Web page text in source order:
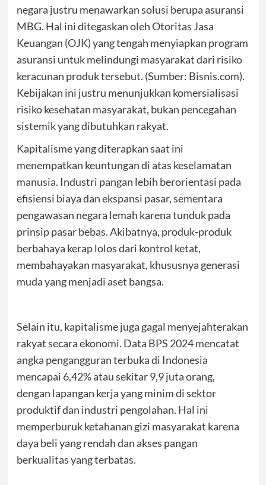
negara justru menawarkan solusi berupa asuransi
MBG. Hal ini ditegaskan oleh Otoritas Jasa
Keuangan (OJK) yang tengah menyiapkan program
asuransi untuk melindungi masyarakat dari risiko
keracunan produk tersebut. (Sumber: Bisnis.com).
Kebijakan ini justru menunjukkan komersialisasi
risiko kesehatan masyarakat, bukan pencegahan
sistemik yang dibutuhkan rakyat.
Kapitalisme yang diterapkan saat ini
menempatkan keuntungan di atas keselamatan
manusia. Industri pangan lebih berorientasi pada
efisiensi biaya dan ekspansi pasar, sementara
pengawasan negara lemah karena tunduk pada
prinsip pasar bebas. Akibatnya, produk-produk
berbahaya kerap lolos dari kontrol ketat,
membahayakan masyarakat, khususnya generasi
muda yang menjadi aset bangsa.
Selain itu, kapitalisme juga gagal menyejahterakan
rakyat secara ekonomi. Data BPS 2024 mencatat
angka pengangguran terbuka di Indonesia
mencapai 6,42% atau sekitar 9,9 juta orang,
dengan lapangan kerja yang minim di sektor
produktif dan industri pengolahan. Hal ini
memperburuk ketahanan gizi masyarakat karena
daya beli yang rendah dan akses pangan
berkualitas yang terbatas.